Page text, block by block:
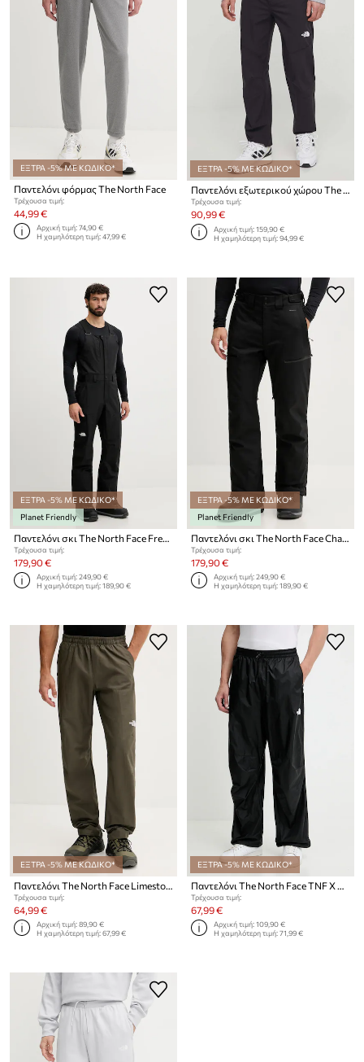
ΕΞΤΡΑ -5% ΜΕ ΚΩΔΙΚΟ*
Παντελόνι φόρμας The North Face
Τρέχουσα τιμή:
44,99 €
Αρχική τιμή:74,90 €
Η χαμηλότερη τιμή:47,99 €
ΕΞΤΡΑ -5% ΜΕ ΚΩΔΙΚΟ*
Παντελόνι εξωτερικού χώρου The North Face Alpine Ridge
Τρέχουσα τιμή:
90,99 €
Αρχική τιμή:159,90 €
Η χαμηλότερη τιμή:94,99 €
ΕΞΤΡΑ -5% ΜΕ ΚΩΔΙΚΟ*
Planet Friendly
Τρέχουσα τιμή:
179,90 €
Αρχική τιμή:249,90 €
Η χαμηλότερη τιμή:189,90 €
ΕΞΤΡΑ -5% ΜΕ ΚΩΔΙΚΟ*
Planet Friendly
Τρέχουσα τιμή:
179,90 €
Αρχική τιμή:249,90 €
Η χαμηλότερη τιμή:189,90 €
ΕΞΤΡΑ -5% ΜΕ ΚΩΔΙΚΟ*
Παντελόνι The North Face Limestone
Τρέχουσα τιμή:
64,99 €
Αρχική τιμή:89,90 €
Η χαμηλότερη τιμή:67,99 €
ΕΞΤΡΑ -5% ΜΕ ΚΩΔΙΚΟ*
Παντελόνι The North Face TNF X NSE
Τρέχουσα τιμή:
67,99 €
Αρχική τιμή:109,90 €
Η χαμηλότερη τιμή:71,99 €